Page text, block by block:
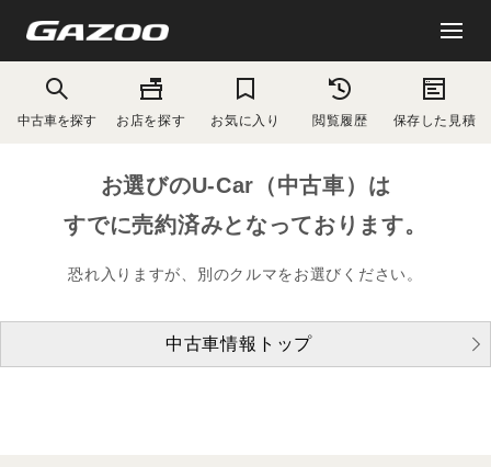
中古車を探す お店を探す お気に入り 閲覧履歴 保存した見積
お選びのU-Car（中古車）は
すでに売約済みとなっております。
恐れ入りますが、別のクルマをお選びください。
中古車情報トップ